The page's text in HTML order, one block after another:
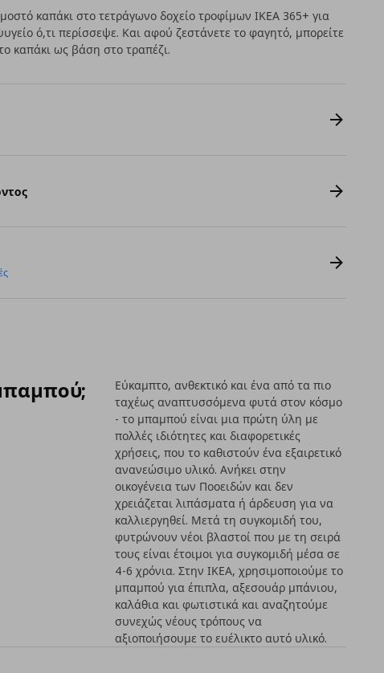
καπάκι στο τετράγωνο δοχείο τροφίμων ΙΚΕΑ 365+ για
ό,τι περίσσεψε. Και αφού ζεστάνετε το φαγητό, μπορείτε
καπάκι ως βάση στο τραπέζι.
Εύκαμπτο, ανθεκτικό και ένα από τα πιο
ταχέως αναπτυσσόμενα φυτά στον κόσμο
- το μπαμπού είναι μια πρώτη ύλη με
πολλές ιδιότητες και διαφορετικές
χρήσεις, που το καθιστούν ένα εξαιρετικό
ανανεώσιμο υλικό. Ανήκει στην
οικογένεια των Ποοειδών και δεν
χρειάζεται λιπάσματα ή άρδευση για να
καλλιεργηθεί. Μετά τη συγκομιδή του,
φυτρώνουν νέοι βλαστοί που με τη σειρά
τους είναι έτοιμοι για συγκομιδή μέσα σε
4-6 χρόνια. Στην ΙΚΕΑ, χρησιμοποιούμε το
μπαμπού για έπιπλα, αξεσουάρ μπάνιου,
καλάθια και φωτιστικά και αναζητούμε
συνεχώς νέους τρόπους να
αξιοποιήσουμε το ευέλικτο αυτό υλικό.